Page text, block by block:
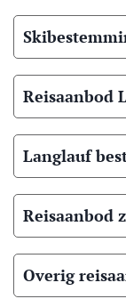
Reisaanbod
Langlauf
Reisaanbod
Overig